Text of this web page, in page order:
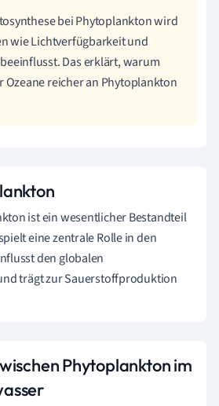
bei Phytoplankton wird
wie Lichtverfügbarkeit und
Das erklärt, warum
Ozeane reicher an Phytoplankton
ist ein wesentlicher Bestandteil
eine zentrale Rolle in den
den globalen
trägt zur Sauerstoffproduktion
Phytoplankton im